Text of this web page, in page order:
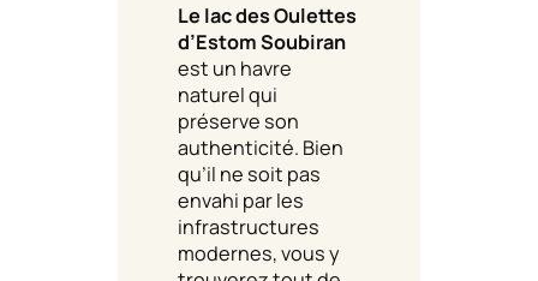
Le lac des Oulettes
d’Estom Soubiran
est un havre
naturel qui
préserve son
authenticité. Bien
qu’il ne soit pas
envahi par les
infrastructures
modernes, vous y